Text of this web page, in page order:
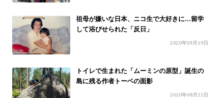
祖母が嫌いな日本、ニコ生で大好きに…留学
して浴びせられた「反日」
2020年09月19日
トイレで生まれた「ムーミンの原型」誕生の
島に残る作者トーベの面影
2020年08月11日